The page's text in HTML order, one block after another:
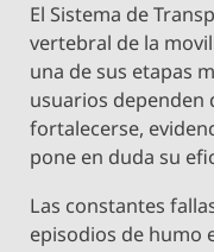
El Sistema de
vertebral de la
una de sus etapas
usuarios dependen
fortalecerse,
pone en duda su
Las constantes
episodios de humo